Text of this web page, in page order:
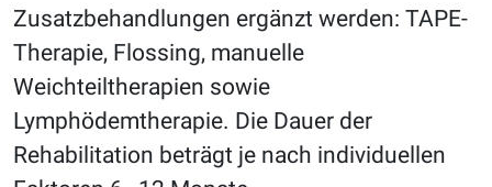
Zusatzbehandlungen ergänzt werden: TAPE-
Therapie, Flossing, manuelle
Weichteiltherapien sowie
Lymphödemtherapie. Die Dauer der
Rehabilitation beträgt je nach individuellen